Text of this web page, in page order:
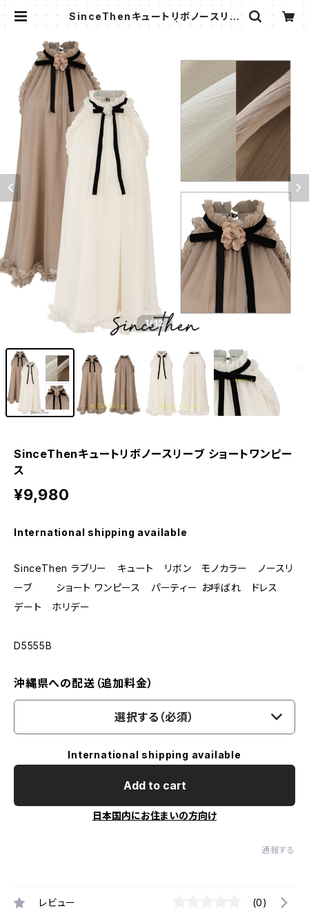
SinceThenキュートリボノースリー
1/12
SinceThenキュートリボノースリーブ ショートワンピー
ス
¥9,980
International shipping available
SinceThen ラブリー キュート リボン モノカラー ノースリ
ーブ ショート ワンピース パーティー お呼ばれ ドレス
デート ホリデー
D5555B
沖縄県への配送（追加料金）
選択する（必須）
International shipping available
Add to cart
日本国内にお住まいの方向け
通報する
レビュー (0)